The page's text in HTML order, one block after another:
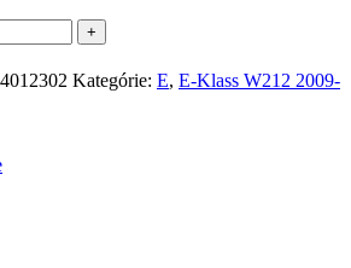
Kategórie: E, E-Klass W212 2009-